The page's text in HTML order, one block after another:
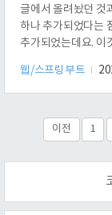
글에서 올려놨던 것
하나 추가되었다는
추가되었는데요.
2^17인 131072번
니다. 이것은 어렵
스워드를 비교해
으면 wrong을..
웹/스프링부트
이전 1